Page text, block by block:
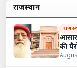
राजस्थान
की